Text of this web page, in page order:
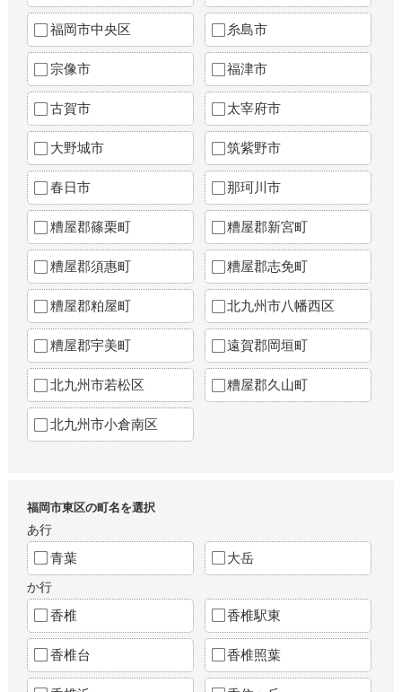
福岡市中央区 糸島市
宗像市 福津市
古賀市 太宰府市
大野城市 筑紫野市
春日市 那珂川市
糟屋郡篠栗町 糟屋郡新宮町
糟屋郡須惠町 糟屋郡志免町
糟屋郡粕屋町 北九州市八幡西区
糟屋郡宇美町 遠賀郡岡垣町
北九州市若松区 糟屋郡久山町
北九州市小倉南区
福岡市東区の町名を選択
あ行
青葉 大岳
か行
香椎 香椎駅東
香椎台 香椎照葉